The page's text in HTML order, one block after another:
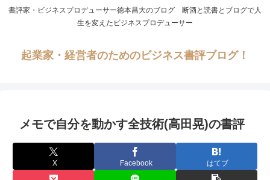
書評家・ビジネスプロデューサー徳本昌大のブログ 断酒と読書とブログで人
生を変えたビジネスプロデューサー
起業家・経営者のためのビジネス書評ブログ！
メモで自分を動かす全技術(高田晃)の書評
X Facebook はてブ